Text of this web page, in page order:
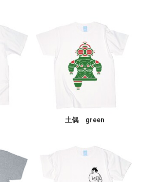
土偶 green